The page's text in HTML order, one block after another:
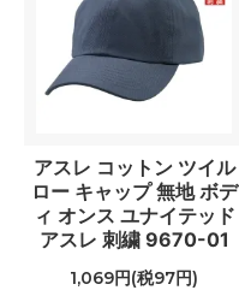
アスレ コットン ツイル
ロー キャップ 無地 ボデ
ィ オンス ユナイテッド
アスレ 刺繍 9670-01
1,069円(税97円)